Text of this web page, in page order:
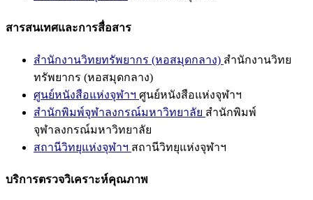
สารสนเทศและการสื่อสาร
สำนักงานวิทยทรัพยากร (หอสมุดกลาง) สำนักงานวิทย
ทรัพยากร (หอสมุดกลาง)
ศูนย์หนังสือแห่งจุฬาฯ ศูนย์หนังสือแห่งจุฬาฯ
สำนักพิมพ์จุฬาลงกรณ์มหาวิทยาลัย สำนักพิมพ์
จุฬาลงกรณ์มหาวิทยาลัย
สถานีวิทยุแห่งจุฬาฯ สถานีวิทยุแห่งจุฬาฯ
บริการตรวจวิเคราะห์คุณภาพ